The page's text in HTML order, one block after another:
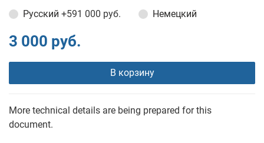
Русский +591 000 руб. Немецкий
3 000 руб.
В корзину
More technical details are being prepared for this
document.